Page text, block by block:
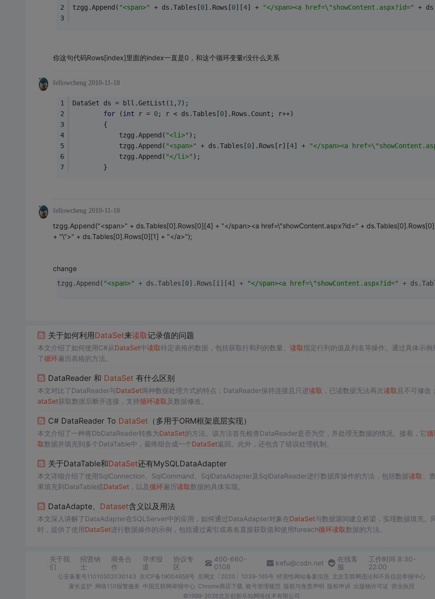
tzgg.Append( "<span>" + ds.Tables[0].Rows[0][4] + "</span><a href=\"showContent.aspx?id=" +
你这句代码Rows[index]里面的index一直是0，和这个循环变量r没什么关系
fellowcheng 2010-11-18
DataSet ds = bll.GetList(1 , 7);
for (int r = 0; r < ds.Tables[0].Rows.Count; r++)
        {
            tzgg.Append(
"<li>" );
            tzgg.Append(
"<span>" + ds.Tables[0].Rows[r][4] + "</span><a
            tzgg.Append(
"</li>" );
        }
fellowcheng 2010-11-18
tzgg.Append("<span>" + ds.Tables[0].Rows[0][4] + "</span><a href=\"showContent.aspx?id=" +
+ "\">" + ds.Tables[0].Rows[0][1] + "</a>");
change
tzgg.Append( "<span>" + ds.Tables[0].Rows[i][4] + "</span><a href=\"showContent.aspx?id=" +
关于如何利用DataSet来读取记录值的问题
本文介绍了如何使用C#从DataSet中读取特定表格的数据，包括获取行和列的数量、 读取指定行列的值及列名等操作。通过具体示例
了循环遍历表格的方法。
DataReader 和 DataSet 有什么区别
本文对比了DataReader与DataSet两种数据处理方式的特点：DataReader保持连接且只进读取 ，已读数据无法再次读取 且不可修改
ataSet获取数据后断开连接，支持循环读取 及数据修改。
C# DataReader To DataSet （多用于ORM框架底层实现）
本文介绍了一种将DbDataReader转换为DataSet的方法。该方法首先检查DataReader是否为空，并处理无数据的情况。接着，它循
取数据并填充到多个DataTable中，最终组合成一个DataSet返回。此外，还包含了错误处理机制。
关于DataTable和DataSet还有MySQLDataAdapter
本文详细介绍了使用SqlConnection、SqlCommand、SqlDataAdapter及SqlDataReader进行数据库操作的方法，包括数据读取 、
果填充到DataTable或DataSet，以及循环遍历读取数据的具体实现。
DataAdapte、 Dataset含义以及用法
本文深入讲解了DataAdapter在SQLServer中的应用，如何通过DataAdapter对象在DataSet与数据源间建立桥梁，实现数据填充。
时，提供了使用DataSet进行数据操作的示例，包括通过索引或表名直接获取值和使用foreach循环读取数据的方法。
关于我
们
招贤纳
士
商务合
作
寻求报
道
协议专
区
400-660-
0108
kefu@csdn.net
在线客
服
工作时间 8:30-
22:00
公安备案号11010502030143 京ICP备19004658号 京网文〔2020〕1039-165号 经营性网站备案信息
北京互联网违法和不良信息举报中心
家长监护 网络110报警服务 中国互联网举报中心 Chrome商店下载 账号管理规范 版权与免责声明 版权申诉 出版物许可证 营业执照
©1999-2026北京创新乐知网络技术有限公司